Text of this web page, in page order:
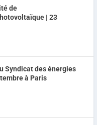
de
| 23
Syndicat des énergies
à Paris